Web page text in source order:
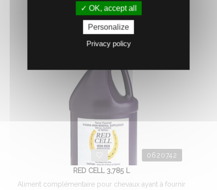
0620742
RED CELL 3,785 L
Aliment complémentaire pour chevaux ayant à fournir
OK, accept all
Personalize
Privacy policy